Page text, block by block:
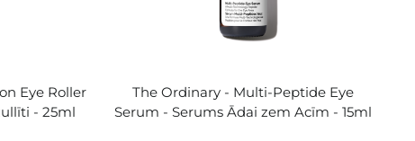
Eye Roller
- 25ml
The Ordinary - Multi-Peptide Eye
Serum - Serums Ādai zem Acīm - 15ml